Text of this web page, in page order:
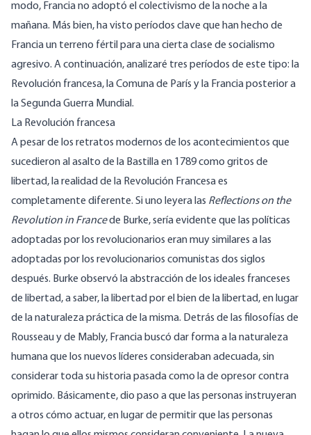
modo, Francia no adoptó el colectivismo de la noche a la
mañana. Más bien, ha visto períodos clave que han hecho de
Francia un terreno fértil para una cierta clase de socialismo
agresivo. A continuación, analizaré tres períodos de este tipo: la
Revolución francesa, la Comuna de París y la Francia posterior a
la Segunda Guerra Mundial.
La Revolución francesa
A pesar de los retratos modernos de los acontecimientos que
sucedieron al asalto de la Bastilla en 1789 como gritos de
libertad, la realidad de la Revolución Francesa es
completamente diferente. Si uno leyera las Reflections on the
Revolution in Francede Burke, sería evidente que las políticas
adoptadas por los revolucionarios eran muy similares a las
adoptadas por los revolucionarios comunistas dos siglos
después. Burke observó la abstracción de los ideales franceses
de libertad, a saber, la libertad por el bien de la libertad, en lugar
de la naturaleza práctica de la misma. Detrás de las filosofías de
Rousseau y de Mably, Francia buscó dar forma a la naturaleza
humana que los nuevos líderes consideraban adecuada, sin
considerar toda su historia pasada como la de opresor contra
oprimido. Básicamente, dio paso a que las personas instruyeran
a otros cómo actuar, en lugar de permitir que las personas